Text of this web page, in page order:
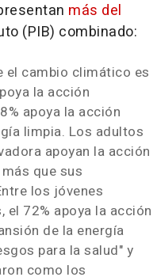
más del
(PIB) combinado:
el cambio climático es
la acción
apoya la acción
limpia. Los adultos
apoyan la acción
que sus
los jóvenes
72% apoya la acción
de la energía
para la salud" y
como los